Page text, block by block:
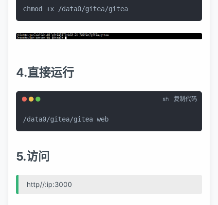
chmod +x /data0/gitea/gitea
4.直接运行
sh 复制代码
/data0/gitea/gitea web
5.访问
http//:ip:3000